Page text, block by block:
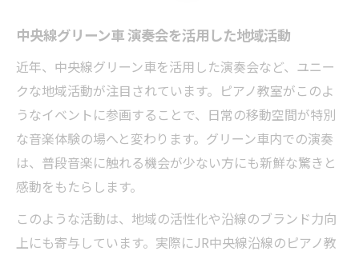
中央線グリーン車 演奏会を活用した地域活動
近年、中央線グリーン車を活用した演奏会など、ユニー
クな地域活動が注目されています。ピアノ教室がこのよ
うなイベントに参画することで、日常の移動空間が特別
な音楽体験の場へと変わります。グリーン車内での演奏
は、普段音楽に触れる機会が少ない方にも新鮮な驚きと
感動をもたらします。
このような活動は、地域の活性化や沿線のブランド力向
上にも寄与しています。実際にJR中央線沿線のピアノ教